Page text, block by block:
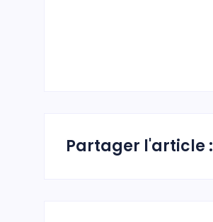
Partager l'article :